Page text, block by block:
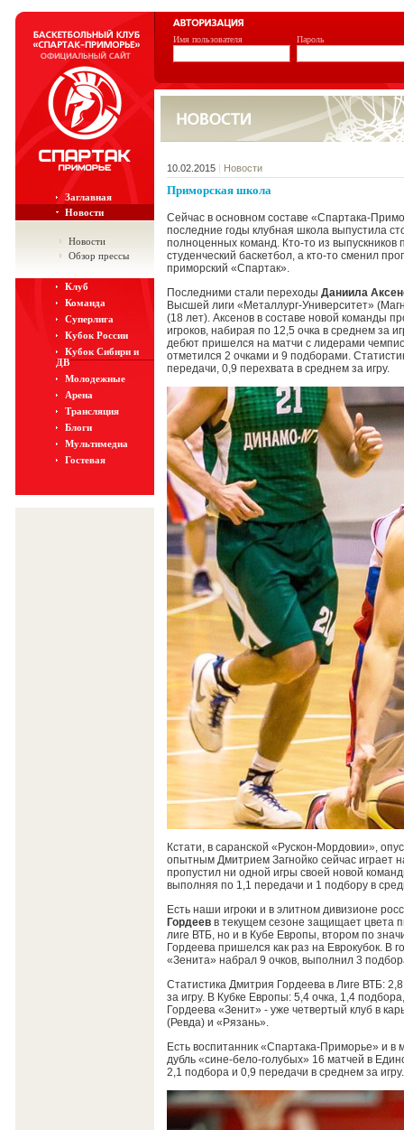
Имя пользователя Пароль
Заглавная
Новости
Новости
Обзор прессы
Клуб
Команда
Суперлига
Кубок России
Кубок Сибири и
ДВ
Молодежные
Арена
Трансляция
Блоги
Мультимедиа
Гостевая
10.02.2015 | Новости
Приморская школа
Сейчас в основном составе «Спартака-
последние годы клубная школа выпустила
полноценных команд. Кто-то из
студенческий баскетбол, а кто-то сменил
приморский «Спартак».
Последними стали переходы Даниила
Высшей лиги «Металлург-Университет»
(18 лет). Аксенов в составе новой команды
игроков, набирая по 12,5 очка в среднем за
дебют пришелся на матчи с лидерами
отметился 2 очками и 9 подборами.
передачи, 0,9 перехвата в среднем за игру.
Кстати, в саранской «Рускон-Мордовии»,
опытным Дмитрием Загнойко сейчас играет
пропустил ни одной игры своей новой
выполняя по 1,1 передачи и 1 подбору в
Есть наши игроки и в элитном дивизионе
Гордеев в текущем сезоне защищает цвета
лиге ВТБ, но и в Кубе Европы, втором по
Гордеева пришелся как раз на Еврокубок. В
«Зенита» набрал 9 очков, выполнил 3
Статистика Дмитрия Гордеева в Лиге ВТБ:
за игру. В Кубке Европы: 5,4 очка, 1,4
Гордеева «Зенит» - уже четвертый клуб в
(Ревда) и «Рязань».
Есть воспитанник «Спартака-Приморье» и
дубль «сине-бело-голубых» 16 матчей в
2,1 подбора и 0,9 передачи в среднем за игру.